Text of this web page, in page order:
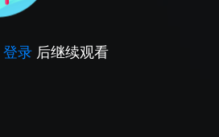
登录 后继续观看